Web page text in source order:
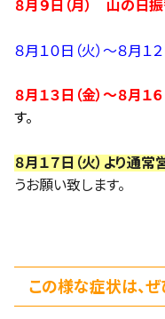
８月９日（月） 山の日
８月１０日（火）～８月
８月１３日（金）～８月１６
す。
８月１７日（火）より通常
うお願い致します。
この様な症状は、